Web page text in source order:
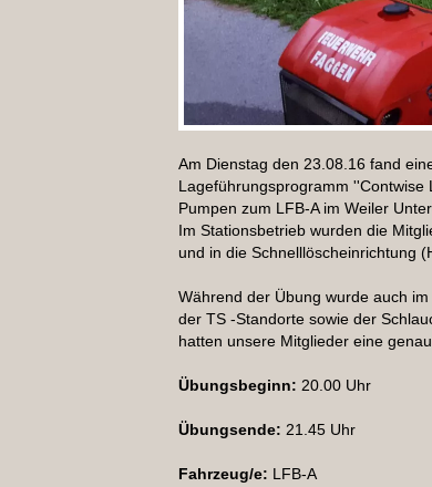
Am Dienstag den 23.08.16 fand
Lageführungsprogramm ''Contwise
Pumpen zum LFB-A im Weiler
Im Stationsbetrieb wurden die
und in die Schnelllöscheinrichtung
Während der Übung wurde auch
der TS -Standorte sowie der
hatten unsere Mitglieder eine
Übungsbeginn: 20.00 Uhr
Übungsende: 21.45 Uhr
Fahrzeug/e: LFB-A